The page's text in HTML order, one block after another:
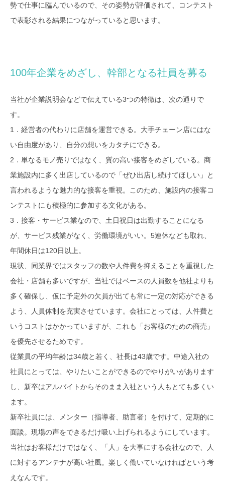
勢で仕事に臨んでいるので、その姿勢が評価されて、コンテスト
で表彰される結果につながっていると思います。
100年企業をめざし、幹部となる社員を募る
当社が企業説明会などで伝えている3つの特徴は、次の通りで
す。
1．経営者の代わりに店舗を運営できる。大手チェーン店にはな
い自由度があり、自分の想いをカタチにできる。
2．単なるモノ売りではなく、質の高い接客をめざしている。商
業施設内に多く出店しているので「ぜひ出店し続けてほしい」と
言われるような魅力的な接客を重視。このため、施設内の接客コ
ンテストにも積極的に参加する文化がある。
3．接客・サービス業なので、土日祝日は出勤することになる
が、サービス残業がなく、労働環境がいい。5連休なども取れ、
年間休日は120日以上。
現状、同業界ではスタッフの数や人件費を抑えることを重視した
会社・店舗も多いですが、当社ではベースの人員数を他社よりも
多く確保し、仮に予定外の欠員が出ても常に一定の対応ができる
よう、人員体制を充実させています。会社にとっては、人件費と
いうコストはかかっていますが、これも「お客様のための商売」
を優先させるためです。
従業員の平均年齢は34歳と若く、社長は43歳です。中途入社の
社員にとっては、やりたいことができるのでやりがいがあります
し、新卒はアルバイトからそのまま入社という人もとても多くい
ます。
新卒社員には、メンター（指導者、助言者）を付けて、定期的に
面談。現場の声をできるだけ吸い上げられるようにしています。
当社はお客様だけではなく、「人」を大事にする会社なので、人
に対するアンテナが高い社風。楽しく働いていなければという考
えなんです。